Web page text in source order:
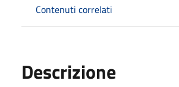
Contenuti correlati
Descrizione